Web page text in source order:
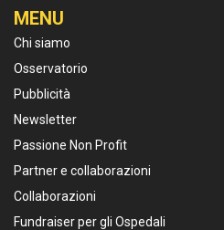
MENU
Chi siamo
Osservatorio
Pubblicità
Newsletter
Passione Non Profit
Partner e collaborazioni
Collaborazioni
Fundraiser per gli Ospedali